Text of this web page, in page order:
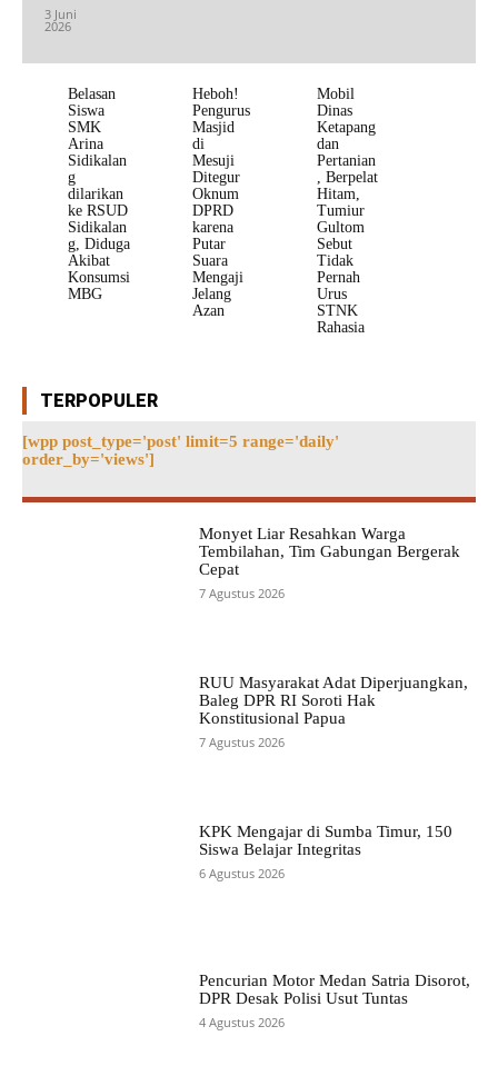
3 Juni
2026
Belasan
Siswa
SMK
Arina
Sidikalan
g
dilarikan
ke RSUD
Sidikalan
g, Diduga
Akibat
Konsumsi
MBG
Heboh!
Pengurus
Masjid
di
Mesuji
Ditegur
Oknum
DPRD
karena
Putar
Suara
Mengaji
Jelang
Azan
Mobil
Dinas
Ketapang
dan
Pertanian
, Berpelat
Hitam,
Tumiur
Gultom
Sebut
Tidak
Pernah
Urus
STNK
Rahasia
TERPOPULER
[wpp post_type='post' limit=5 range='daily'
order_by='views']
Monyet Liar Resahkan Warga
Tembilahan, Tim Gabungan Bergerak
Cepat
7 Agustus 2026
RUU Masyarakat Adat Diperjuangkan,
Baleg DPR RI Soroti Hak
Konstitusional Papua
7 Agustus 2026
KPK Mengajar di Sumba Timur, 150
Siswa Belajar Integritas
6 Agustus 2026
Pencurian Motor Medan Satria Disorot,
DPR Desak Polisi Usut Tuntas
4 Agustus 2026